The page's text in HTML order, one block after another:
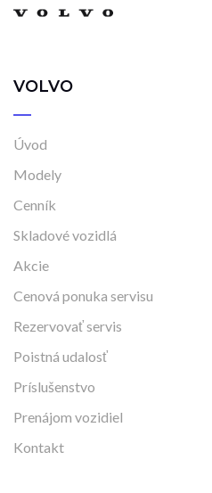
VOLVO
Úvod
Modely
Cenník
Skladové vozidlá
Akcie
Cenová ponuka servisu
Rezervovať servis
Poistná udalosť
Príslušenstvo
Prenájom vozidiel
Kontakt